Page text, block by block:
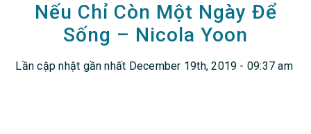
Nếu Chỉ Còn Một Ngày Để
Sống – Nicola Yoon
Lần cập nhật gần nhất December 19th, 2019 - 09:37 am